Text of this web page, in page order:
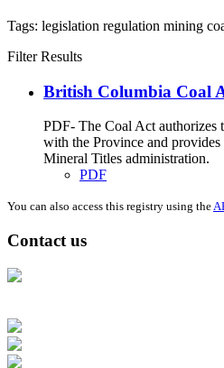
Tags: legislation regulation mining
Filter Results
British Columbia Coal
PDF- The Coal Act authorizes
with the Province and
Mineral Titles administration.
PDF
You can also access this registry using the
Contact us